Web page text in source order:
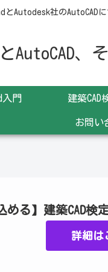
とAutodesk社の
AutoCAD
入門 建築CAD
お問い
める】建築CAD
詳細は